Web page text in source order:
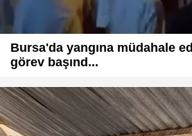
Bursa'da yangına müdahale
görev başınd...